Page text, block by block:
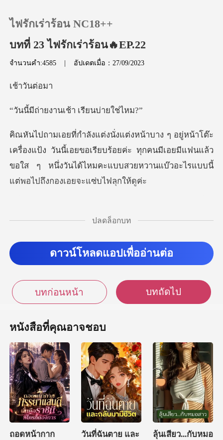
ประวัติการอ่าน
ออกจากระบบ
ไฟรักเร่าร้อน NC18++
บทที่ 23 ไฟรักเร่าร้อน🔥EP.22
จำนวนคำ:4585 | อัปเดตเมื่อ：27/09/2023
วันต
งานเช้า เรียน
้ง วันนี้เอยขอเรียบร้อยค่ะ ทุกคนมีเอยมีแฟนแล้ว
ขอใส ๆ หนึ่งวันได้
ไปชอปกันบ่อย ๆ
ปลดล็อกบท
ดาวน์โหลดแอปเพื่ออ่านต่อ
บทก่อนหน้า บทถัดไป
หนังสือที่คุณอาจชอบ
ถอดหน้ากาก
วันที่ฉันตาย และ
ลุ้นเสียว...กับหมอ